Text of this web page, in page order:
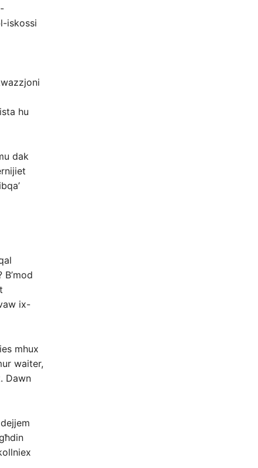
iskossi
hu
dak
ix-
mhux
waiter,
Dawn